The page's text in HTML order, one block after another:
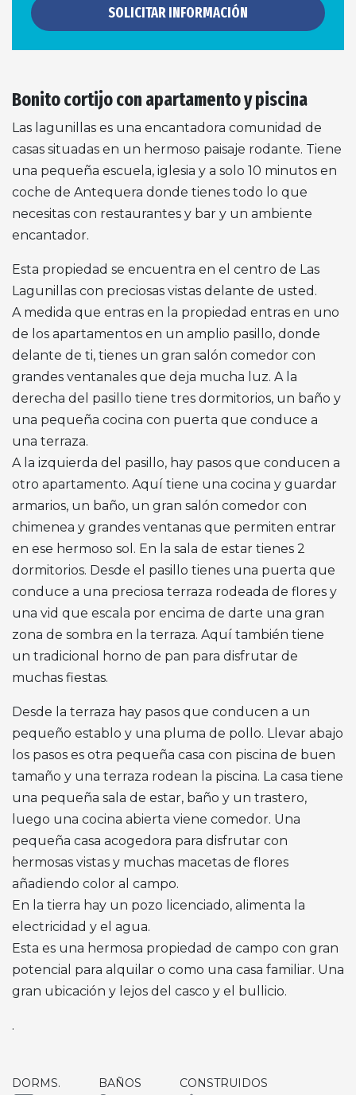
SOLICITAR INFORMACIÓN
Bonito cortijo con apartamento y piscina
Las lagunillas es una encantadora comunidad de
casas situadas en un hermoso paisaje rodante. Tiene
una pequeña escuela, iglesia y a solo 10 minutos en
coche de Antequera donde tienes todo lo que
necesitas con restaurantes y bar y un ambiente
encantador.
Esta propiedad se encuentra en el centro de Las
Lagunillas con preciosas vistas delante de usted.
A medida que entras en la propiedad entras en uno
de los apartamentos en un amplio pasillo, donde
delante de ti, tienes un gran salón comedor con
grandes ventanales que deja mucha luz. A la
derecha del pasillo tiene tres dormitorios, un baño y
una pequeña cocina con puerta que conduce a
una terraza.
A la izquierda del pasillo, hay pasos que conducen a
otro apartamento. Aquí tiene una cocina y guardar
armarios, un baño, un gran salón comedor con
chimenea y grandes ventanas que permiten entrar
en ese hermoso sol. En la sala de estar tienes 2
dormitorios. Desde el pasillo tienes una puerta que
conduce a una preciosa terraza rodeada de flores y
una vid que escala por encima de darte una gran
zona de sombra en la terraza. Aquí también tiene
un tradicional horno de pan para disfrutar de
muchas fiestas.
Desde la terraza hay pasos que conducen a un
pequeño establo y una pluma de pollo. Llevar abajo
los pasos es otra pequeña casa con piscina de buen
tamaño y una terraza rodean la piscina. La casa tiene
una pequeña sala de estar, baño y un trastero,
luego una cocina abierta viene comedor. Una
pequeña casa acogedora para disfrutar con
hermosas vistas y muchas macetas de flores
añadiendo color al campo.
En la tierra hay un pozo licenciado, alimenta la
electricidad y el agua.
Esta es una hermosa propiedad de campo con gran
potencial para alquilar o como una casa familiar. Una
gran ubicación y lejos del casco y el bullicio.
.
DORMS. BAÑOS CONSTRUIDOS